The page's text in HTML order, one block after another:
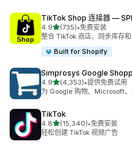
TikTok Shop 连接器 —
4.9星（满分 5 星）
(735)
总共 735 条评论
•免费安装
整合 TikTok 商店、同步库存
Built for Shopify
Simprosys Google
4.9星（满分 5 星）
(4,353)
总共 4353 条评论
•提供免费试用
为 Google 购物、Microsoft
TikTok
4.8星（满分 5 星）
(15,340)
总共 15340 条评论
•免费安装
轻松创建 TikTok 视频广告